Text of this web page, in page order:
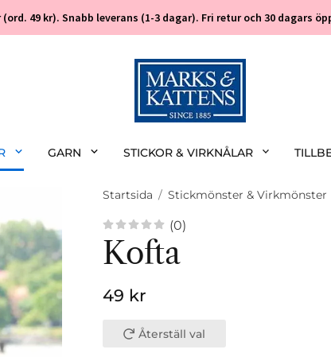
(ord. 49 kr). Snabb leverans (1-3 dagar). Fri retur och 30 dagars
GARN STICKOR & VIRKNÅLAR
Startsida / Stickmönster & Virkmönster
(0)
Kofta
49 kr
Återställ val